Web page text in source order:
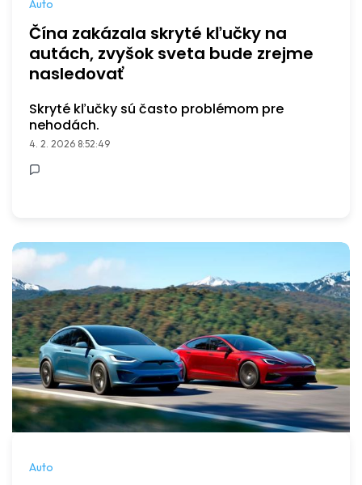
Auto
Čína zakázala skryté kľučky na
autách, zvyšok sveta bude zrejme
nasledovať
Skryté kľučky sú často problémom pre
nehodách.
4. 2. 2026 8:52:49
Auto